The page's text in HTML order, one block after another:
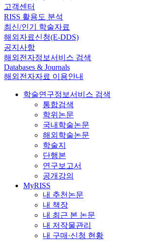
고객센터
RISS 활용도 분석
최신/인기 학술자료
해외자료신청(E-DDS)
공지사항
해외전자정보서비스 검색
Databases & Journals
해외전자자료 이용안내
학술연구정보서비스 검색
통합검색
학위논문
국내학술논문
해외학술논문
학술지
단행본
연구보고서
공개강의
MyRISS
내 추천논문
내 책장
내 최근 본 논문
내 저작물관리
내 구매·신청 현황